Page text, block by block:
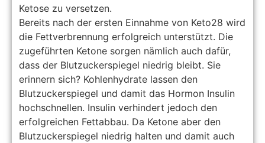
Ketose zu versetzen.
Bereits nach der ersten Einnahme von Keto28 wird
die Fettverbrennung erfolgreich unterstützt. Die
zugeführten Ketone sorgen nämlich auch dafür,
dass der Blutzuckerspiegel niedrig bleibt. Sie
erinnern sich? Kohlenhydrate lassen den
Blutzuckerspiegel und damit das Hormon Insulin
hochschnellen. Insulin verhindert jedoch den
erfolgreichen Fettabbau. Da Ketone aber den
Blutzuckerspiegel niedrig halten und damit auch